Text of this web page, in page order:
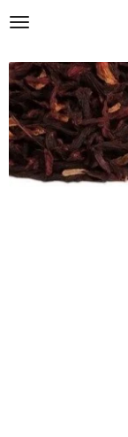
Ga
naar
de
hoofdinhoud